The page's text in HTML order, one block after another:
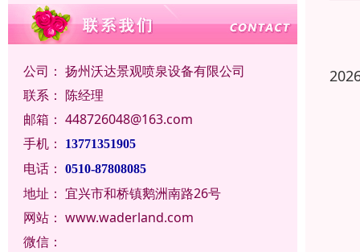
公司： 扬州沃达景观喷泉设备有限公司
联系： 陈经理
邮箱： 448726048@163.com
手机：
13771351905
电话： 0510-87808085
地址： 宜兴市和桥镇鹅洲南路26号
网站： www.waderland.com
微信：